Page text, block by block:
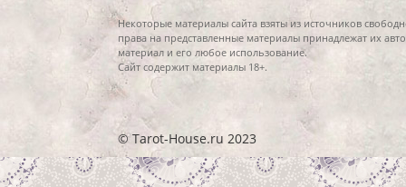
Некоторые материалы сайта взяты из источников
права на представленные материалы принадлежат их
материал и его любое использование.
Сайт содержит материалы 18+.
© Tarot-House.ru 2023